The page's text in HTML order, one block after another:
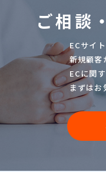
ご相談
ECサイ
新規顧客
ECに関
まずはお